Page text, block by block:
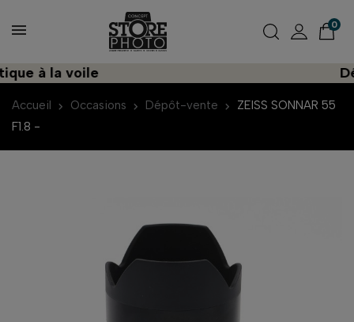
0
à la voile
Accueil Occasions Dépôt-vente
ZEISS SONNAR 55
F1.8 -